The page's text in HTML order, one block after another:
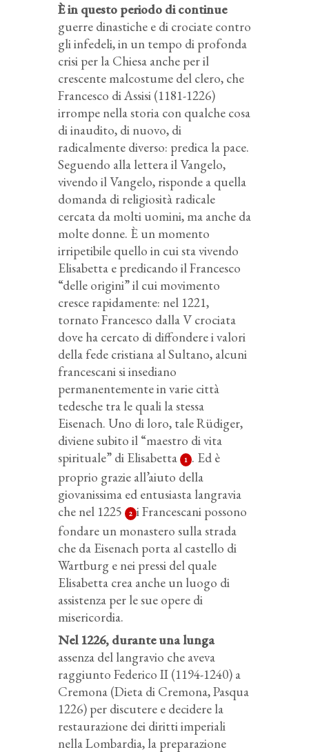
È in questo periodo di continue
guerre dinastiche e di crociate contro
gli infedeli, in un tempo di profonda
crisi per la Chiesa anche per il
crescente malcostume del clero, che
Francesco di Assisi (1181-1226)
irrompe nella storia con qualche cosa
di inaudito, di nuovo, di
radicalmente diverso: predica la pace.
Seguendo alla lettera il Vangelo,
vivendo il Vangelo, risponde a quella
domanda di religiosità radicale
cercata da molti uomini, ma anche da
molte donne. È un momento
irripetibile quello in cui sta vivendo
Elisabetta e predicando il Francesco
“delle origini” il cui movimento
cresce rapidamente: nel 1221,
tornato Francesco dalla V crociata
dove ha cercato di diffondere i valori
della fede cristiana al Sultano, alcuni
francescani si insediano
permanentemente in varie città
tedesche tra le quali la stessa
Eisenach. Uno di loro, tale Rüdiger,
diviene subito il “maestro di vita
spirituale” di Elisabetta
1 . Ed è
proprio grazie all’aiuto della
giovanissima ed entusiasta langravia
che nel 1225
2 i Francescani possono
fondare un monastero sulla strada
che da Eisenach porta al castello di
Wartburg e nei pressi del quale
Elisabetta crea anche un luogo di
assistenza per le sue opere di
misericordia.
Nel 1226, durante una lunga
assenza del langravio che aveva
raggiunto Federico II (1194-1240) a
Cremona (Dieta di Cremona, Pasqua
1226) per discutere e decidere la
restaurazione dei diritti imperiali
nella Lombardia, la preparazione